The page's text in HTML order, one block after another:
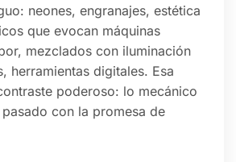
neones, engranajes, estética
que evocan máquinas
mezclados con iluminación
herramientas digitales. Esa
poderoso: lo mecánico
con la promesa de